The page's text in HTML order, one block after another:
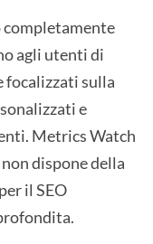
completamente
agli utenti di
focalizzati sulla
e
Metrics Watch
dispone della
il SEO